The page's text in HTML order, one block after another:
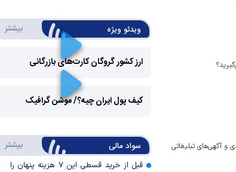
آگهی‌های تبلیغاتی
ویدئو ویژه بیشتر
ارز کشور گروگان کارت‌های بازرگانی
Video
کیف پول ایران چیه؟/ موشن گرافیک
سواد مالی بیشتر
قبل از خرید قسطی این ۷ هزینه پنهان را